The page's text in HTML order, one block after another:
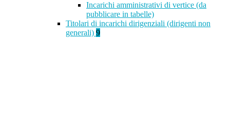
Incarichi amministrativi di vertice (da
pubblicare in tabelle)
Titolari di incarichi dirigenziali (dirigenti non
generali) 9